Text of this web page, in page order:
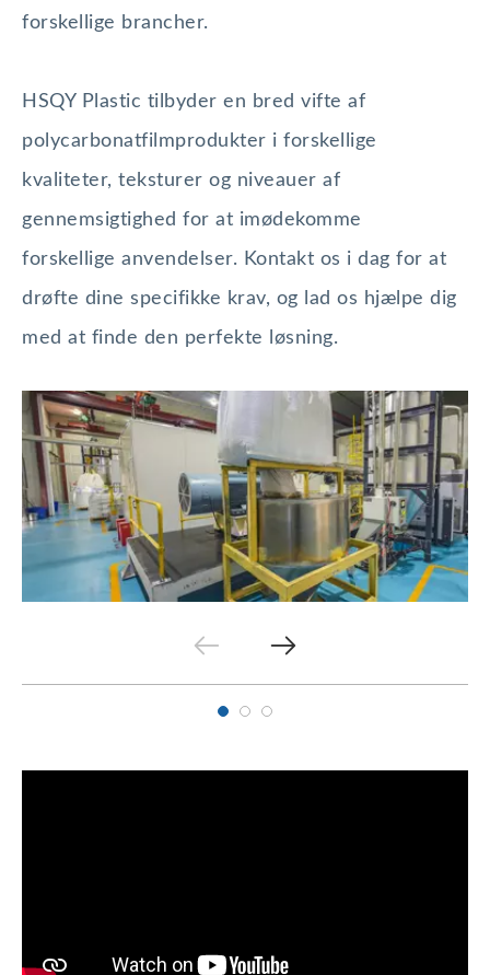
forskellige brancher.
HSQY Plastic tilbyder en bred vifte af
polycarbonatfilmprodukter i forskellige
kvaliteter, teksturer og niveauer af
gennemsigtighed for at imødekomme
forskellige anvendelser. Kontakt os i dag for at
drøfte dine specifikke krav, og lad os hjælpe dig
med at finde den perfekte løsning.